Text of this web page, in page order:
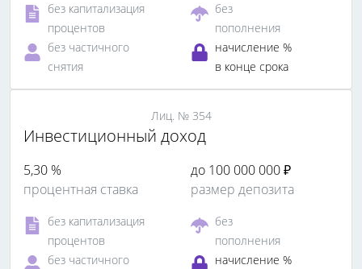
без капитализация
процентов
без
пополнения
без частичного
снятия
начисление %
в конце срока
Лиц. № 354
Инвестиционный доход
5,30 %
процентная ставка
до 100 000 000 ₽
размер депозита
без капитализация
процентов
без
пополнения
без частичного
начисление %